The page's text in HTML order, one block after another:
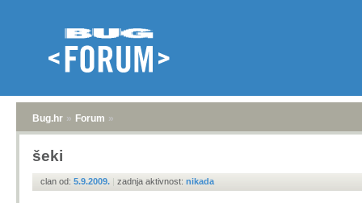
Bug.hr » Forum »
šeki
clan od: 5.9.2009. | zadnja aktivnost: nikada